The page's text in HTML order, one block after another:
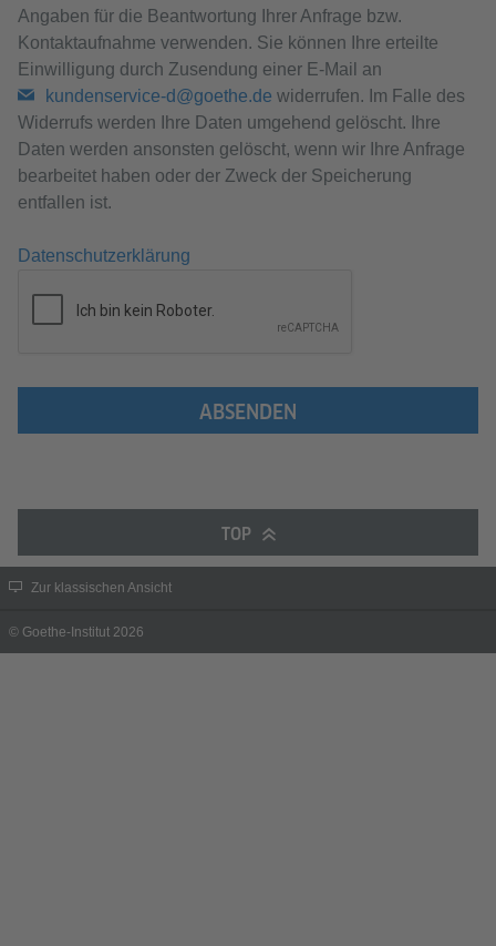
Angaben für die Beantwortung Ihrer Anfrage bzw.
Kontaktaufnahme verwenden. Sie können Ihre erteilte
Einwilligung durch Zusendung einer E-Mail an
kundenservice-d@goethe.de widerrufen. Im Falle des
Widerrufs werden Ihre Daten umgehend gelöscht. Ihre
Daten werden ansonsten gelöscht, wenn wir Ihre Anfrage
bearbeitet haben oder der Zweck der Speicherung
entfallen ist.
Datenschutzerklärung
ABSENDEN
TOP
Zur klassischen Ansicht
© Goethe-Institut 2026